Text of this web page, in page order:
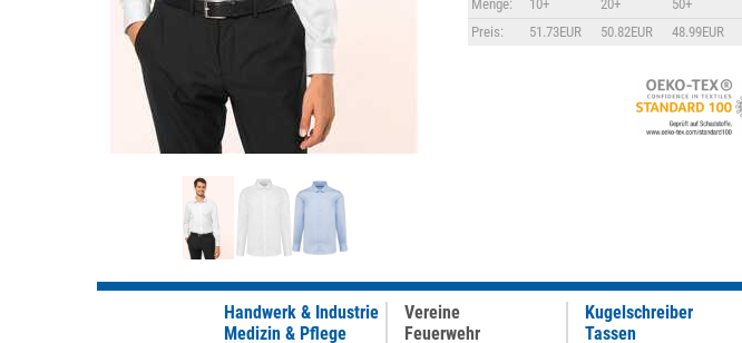
Menge:
10+ 20+ 50+
Preis:
51.73EUR 50.82EUR 48.99EUR
Handwerk & Industrie
Medizin & Pflege
Vereine
Feuerwehr
Kugelschreiber
Tassen